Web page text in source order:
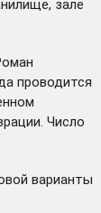
зале
проводится
Число
варианты